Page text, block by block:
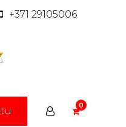
+371 29105006